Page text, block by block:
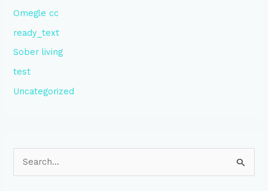
Omegle cc
ready_text
Sober living
test
Uncategorized